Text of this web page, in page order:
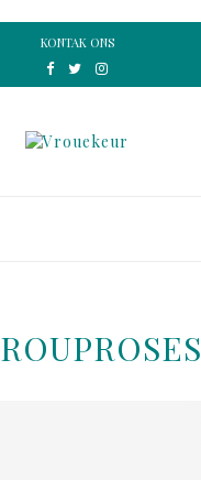
KONTAK ONS
ROUPROSES